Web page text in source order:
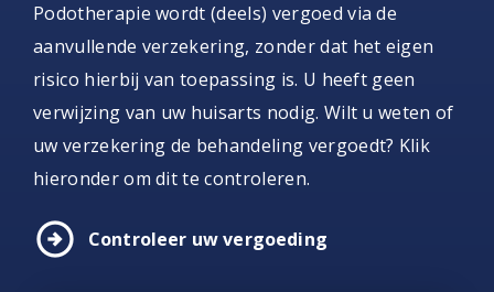
Podotherapie wordt (deels) vergoed via de
aanvullende verzekering, zonder dat het eigen
risico hierbij van toepassing is. U heeft geen
verwijzing van uw huisarts nodig. Wilt u weten of
uw verzekering de behandeling vergoedt? Klik
hieronder om dit te controleren.
arrow_circle_right Controleer uw vergoeding